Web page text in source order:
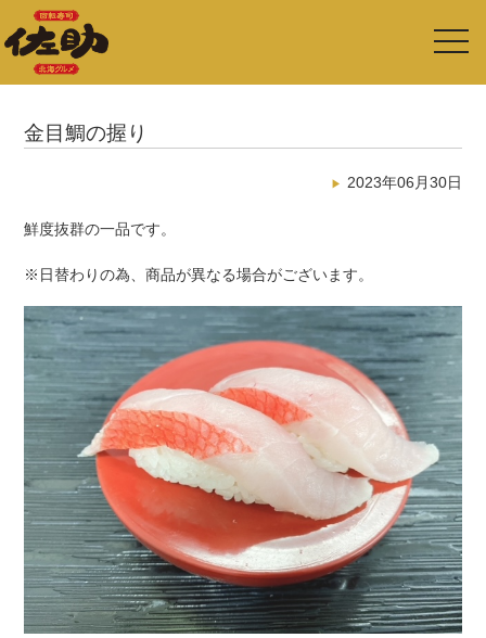
金目鯛の握り
2023年06月30日
鮮度抜群の一品です。
※日替わりの為、商品が異なる場合がございます。